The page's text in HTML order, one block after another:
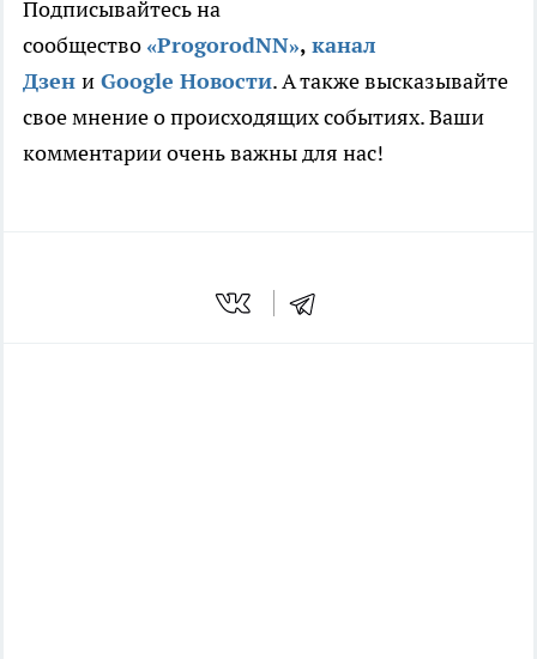
Подписывайтесь на
сообщество «ProgorodNN», канал
Дзен и Google Новости. А также высказывайте
свое мнение о происходящих событиях. Ваши
комментарии очень важны для нас!